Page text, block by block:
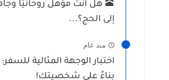
🕋 هل أنت مؤهل روحانيًا
إلى الحج؟...
منذ عام
اختبار الوجهة المثالية
بناءً على شخصيتك!